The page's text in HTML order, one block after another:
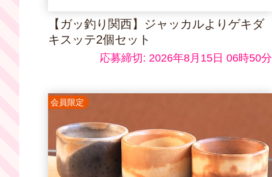
【ガッ釣り関西】ジャッカルよりゲキダ
キスッテ2個セット
応募締切: 2026年8月15日 06時50分
会員限定